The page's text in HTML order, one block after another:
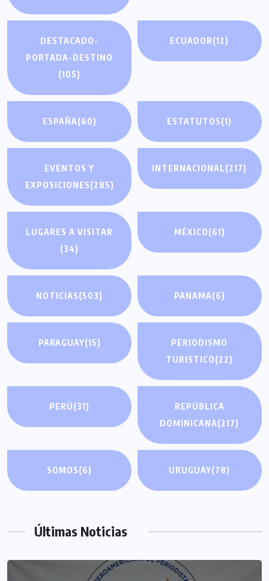
DESTACADO-
PORTADA-DESTINO
(105)
ECUADOR(12)
ESPAÑA(60) ESTATUTOS(1)
EVENTOS Y
EXPOSICIONES(285)
INTERNACIONAL(217)
LUGARES A VISITAR
(34)
MÉXICO(61)
NOTICIAS(503) PANAMA(6)
PARAGUAY(15)
PERIODISMO
TURISTICO(22)
PERÚ(31)
REPÚBLICA
DOMINICANA(217)
SOMOS(6) URUGUAY(78)
Últimas Noticias